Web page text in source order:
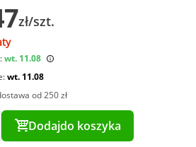
zł/szt.
wt. 11.08
wt. 11.08
od 250 zł
Dodajdo koszyka